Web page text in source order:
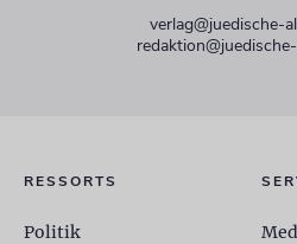
verlag@juedische-
RESSORTS
Politik